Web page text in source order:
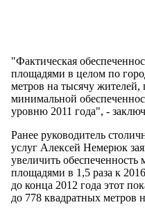
"Фактическая
площадями в целом по
метров на тысячу
минимальной
уровню 2011 года", -
Ранее руководитель
услуг Алексей Немерюк
увеличить
площадями в 1,5 раза к
до конца 2012 года этот
до 778 квадратных метров